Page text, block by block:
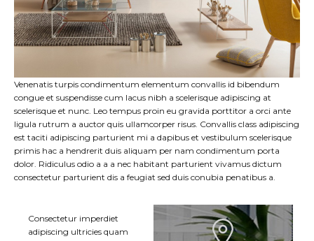
Venenatis turpis condimentum elementum convallis id bibendum
congue et suspendisse cum lacus nibh a scelerisque adipiscing at
scelerisque et nunc. Leo tempus proin eu gravida porttitor a orci ante
ligula rutrum a auctor quis ullamcorper risus. Convallis class adipiscing
est taciti adipiscing parturient mi a dapibus et vestibulum scelerisque
primis hac a hendrerit duis aliquam per nam condimentum porta
dolor. Ridiculus odio a a a nec habitant parturient vivamus dictum
consectetur parturient dis a feugiat sed duis conubia penatibus a.
Consectetur imperdiet
adipiscing ultricies quam